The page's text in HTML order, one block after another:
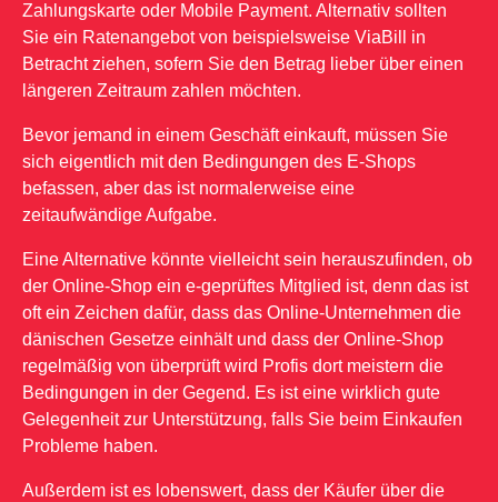
Zahlungskarte oder Mobile Payment. Alternativ sollten
Sie ein Ratenangebot von beispielsweise ViaBill in
Betracht ziehen, sofern Sie den Betrag lieber über einen
längeren Zeitraum zahlen möchten.
Bevor jemand in einem Geschäft einkauft, müssen Sie
sich eigentlich mit den Bedingungen des E-Shops
befassen, aber das ist normalerweise eine
zeitaufwändige Aufgabe.
Eine Alternative könnte vielleicht sein herauszufinden, ob
der Online-Shop ein e-geprüftes Mitglied ist, denn das ist
oft ein Zeichen dafür, dass das Online-Unternehmen die
dänischen Gesetze einhält und dass der Online-Shop
regelmäßig von überprüft wird Profis dort meistern die
Bedingungen in der Gegend. Es ist eine wirklich gute
Gelegenheit zur Unterstützung, falls Sie beim Einkaufen
Probleme haben.
Außerdem ist es lobenswert, dass der Käufer über die